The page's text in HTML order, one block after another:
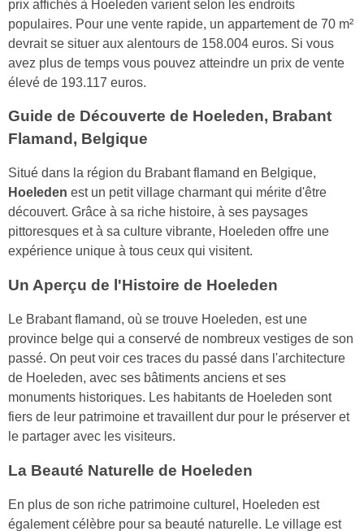
prix affichés à Hoeleden varient selon les endroits
populaires. Pour une vente rapide, un appartement de 70 m²
devrait se situer aux alentours de 158.004 euros. Si vous
avez plus de temps vous pouvez atteindre un prix de vente
élevé de 193.117 euros.
Guide de Découverte de Hoeleden, Brabant
Flamand, Belgique
Situé dans la région du Brabant flamand en Belgique,
Hoeleden est un petit village charmant qui mérite d'être
découvert. Grâce à sa riche histoire, à ses paysages
pittoresques et à sa culture vibrante, Hoeleden offre une
expérience unique à tous ceux qui visitent.
Un Aperçu de l'Histoire de Hoeleden
Le Brabant flamand, où se trouve Hoeleden, est une
province belge qui a conservé de nombreux vestiges de son
passé. On peut voir ces traces du passé dans l'architecture
de Hoeleden, avec ses bâtiments anciens et ses
monuments historiques. Les habitants de Hoeleden sont
fiers de leur patrimoine et travaillent dur pour le préserver et
le partager avec les visiteurs.
La Beauté Naturelle de Hoeleden
En plus de son riche patrimoine culturel, Hoeleden est
également célèbre pour sa beauté naturelle. Le village est